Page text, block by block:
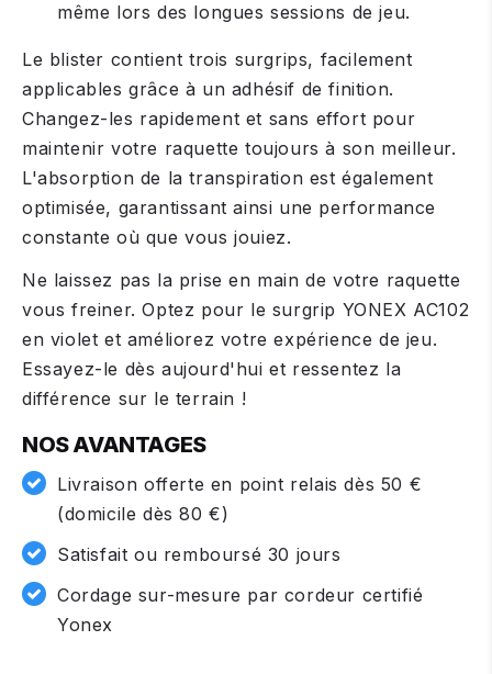
même lors des longues sessions de jeu.
Le blister contient trois surgrips, facilement
applicables grâce à un adhésif de finition.
Changez-les rapidement et sans effort pour
maintenir votre raquette toujours à son meilleur.
L'absorption de la transpiration est également
optimisée, garantissant ainsi une performance
constante où que vous jouiez.
Ne laissez pas la prise en main de votre raquette
vous freiner. Optez pour le surgrip YONEX AC102
en violet et améliorez votre expérience de jeu.
Essayez-le dès aujourd'hui et ressentez la
différence sur le terrain !
NOS AVANTAGES
Livraison offerte en point relais dès 50 €
(domicile dès 80 €)
Satisfait ou remboursé 30 jours
Cordage sur-mesure par cordeur certifié
Yonex